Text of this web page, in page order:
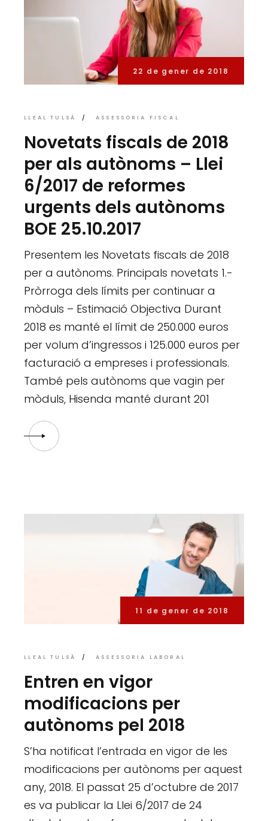
22 de gener de 2018
LLEAL TULSÀ ASSESSORIA FISCAL
Novetats fiscals de 2018
per als autònoms – Llei
6/2017 de reformes
urgents dels autònoms
BOE 25.10.2017
Presentem les Novetats fiscals de 2018
per a autònoms. Principals novetats 1.-
Pròrroga dels límits per continuar a
mòduls – Estimació Objectiva Durant
2018 es manté el límit de 250.000 euros
per volum d’ingressos i 125.000 euros per
facturació a empreses i professionals.
També pels autònoms que vagin per
mòduls, Hisenda manté durant 201
11 de gener de 2018
LLEAL TULSÀ ASSESSORIA LABORAL
Entren en vigor
modificacions per
autònoms pel 2018
S’ha notificat l’entrada en vigor de les
modificacions per autònoms per aquest
any, 2018. El passat 25 d’octubre de 2017
es va publicar la Llei 6/2017 de 24